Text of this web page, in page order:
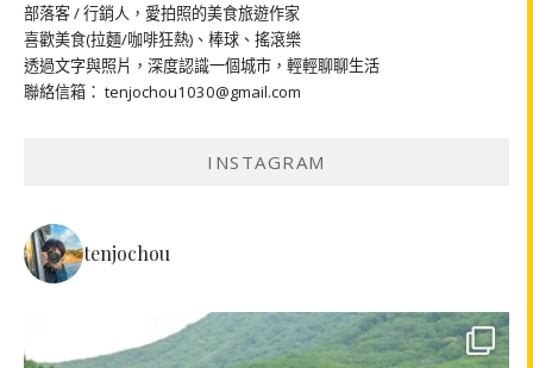
部落客 / 行銷人，愛拍照的美食旅遊作家
喜歡美食(拉麵/咖啡狂熱)、棒球、搖滾樂
透過文字與照片，深度認識一個城市，輕輕聊聊生活
聯絡信箱： tenjochou1030@gmail.com
INSTAGRAM
tenjochou